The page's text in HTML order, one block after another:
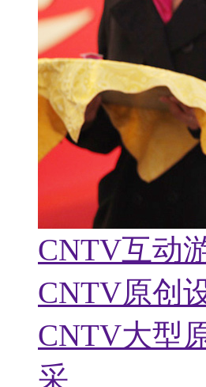
CNTV大型
采